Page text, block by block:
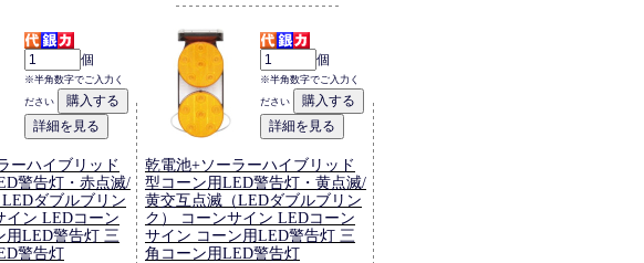
個
※半角数字でご入力く
ださい
ーハイブリッド
警告灯・赤点滅/
ダブルブリン
イン LEDコーン
用LED警告灯 三
警告灯
個
※半角数字でご入力く
ださい
乾電池+ソーラーハイブリッド
型コーン用LED警告灯・黄点滅/
黄交互点滅（LEDダブルブリン
ク） コーンサイン LEDコーン
サイン コーン用LED警告灯 三
角コーン用LED警告灯